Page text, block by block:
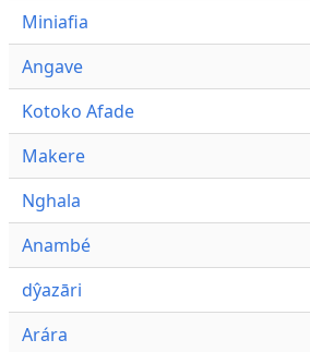
Miniafia
Angave
Kotoko Afade
Makere
Nghala
Anambé
dŷazāri
Arára